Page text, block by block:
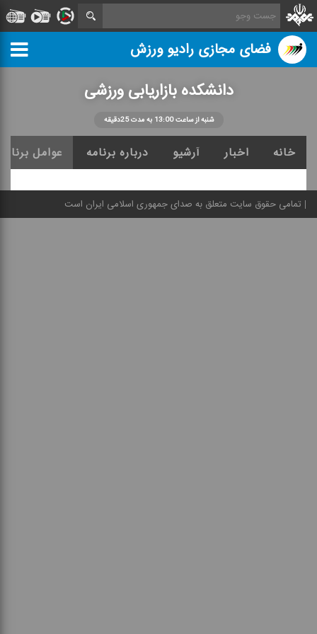
فضای مجازی رادیو ورزش
دانشكده بازاریابی ورزشی
شنبه از ساعت 13:00 به مدت 25دقیقه
خانه اخبار آرشیو درباره برنامه عوامل برنامه
تمامی حقوق سایت متعلق به صدای جمهوری اسلامی ایران است